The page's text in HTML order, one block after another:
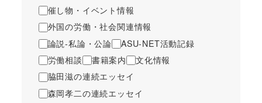
催し物・イベント情報
外国の労働・社会関連情報
論説-私論・公論
ASU-NET活動記録
労働相談
書籍案内
文化情報
脇田滋の連続エッセイ
森岡孝二の連続エッセイ